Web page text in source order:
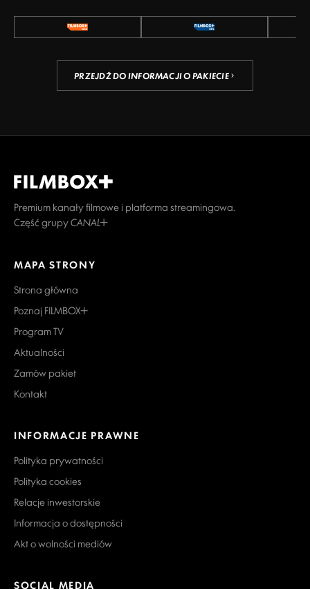
PRZEJDŹ DO INFORMACJI O PAKIECIE
Premium kanały filmowe i platforma streamingowa.
Część grupy CANAL+
MAPA STRONY
Strona główna
Poznaj FILMBOX+
Program TV
Aktualności
Zamów pakiet
Kontakt
INFORMACJE PRAWNE
Polityka prywatności
Polityka cookies
Relacje inwestorskie
Informacja o dostępności
Akt o wolności mediów
SOCIAL MEDIA